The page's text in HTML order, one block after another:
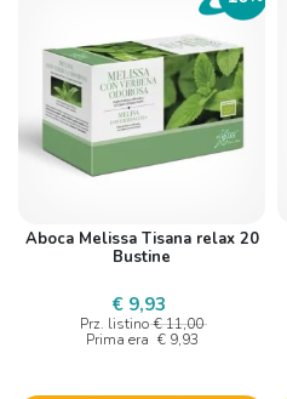
Aboca Melissa Tisana relax 20
Bustine
€ 9,93
Prz. listino € 11,00
Prima era € 9,93